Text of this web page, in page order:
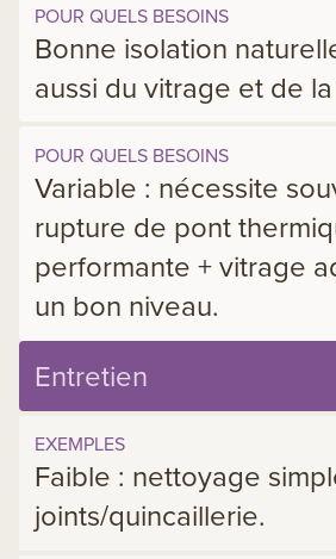
POUR QUELS BESOINS
Bonne isolation
aussi du vitrage et de
POUR QUELS BESOINS
Variable : nécessite
rupture de pont
performante + vitrage
un bon niveau.
Entretien
EXEMPLES
Faible : nettoyage
joints/quincaillerie.